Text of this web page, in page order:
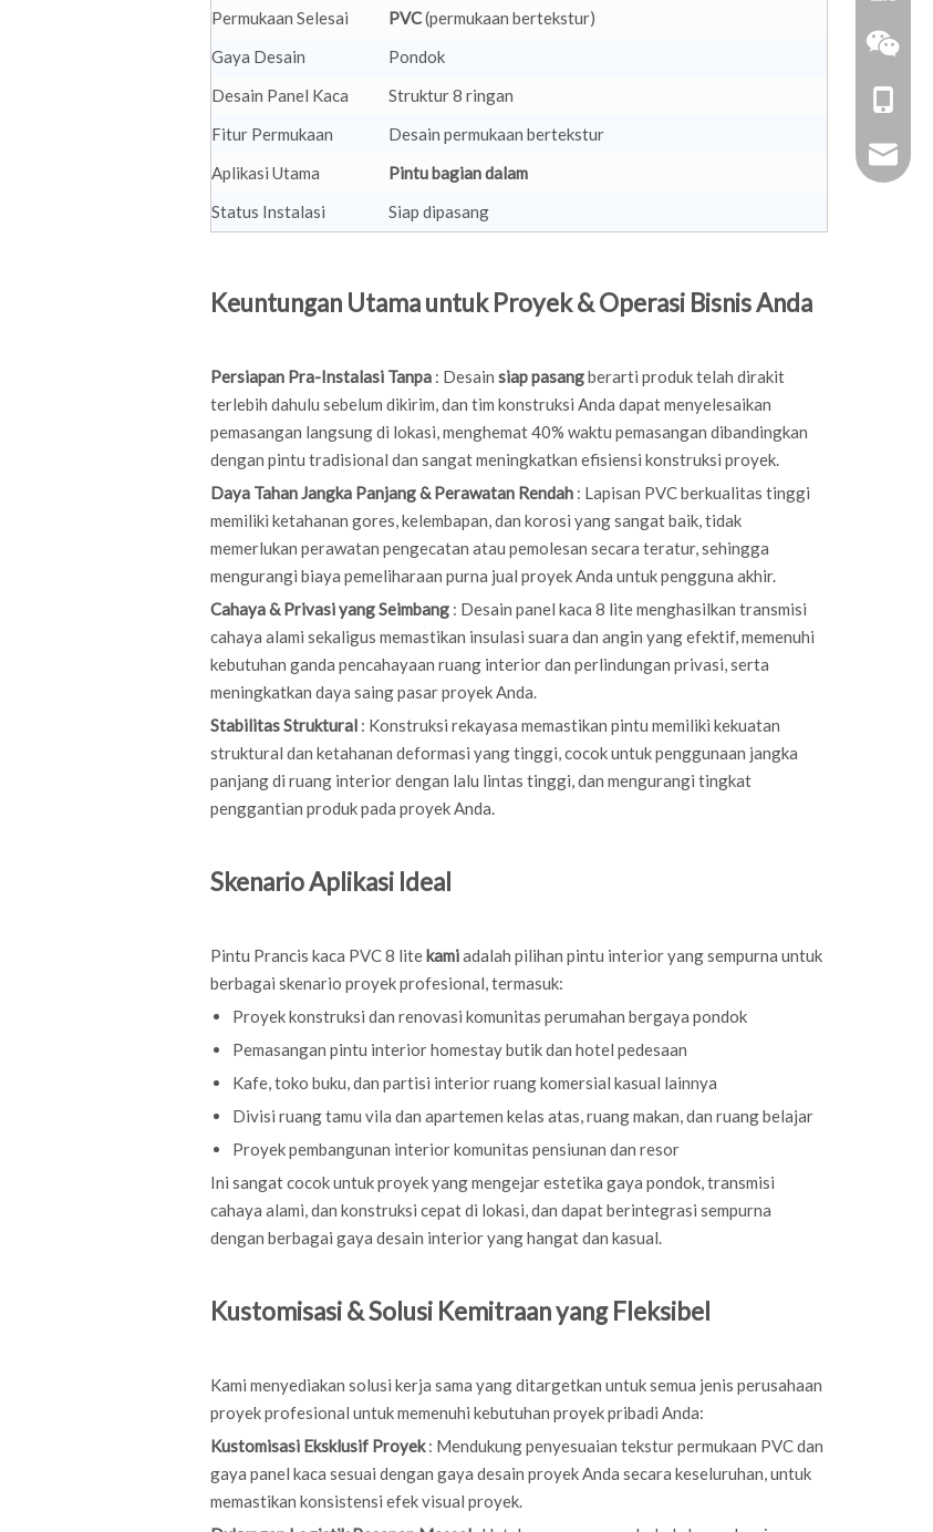
Permukaan Selesai
PVC(permukaan bertekstur)
Gaya Desain
Pondok
Desain Panel Kaca
Struktur 8 ringan
Fitur Permukaan
Desain permukaan bertekstur
Aplikasi Utama
Pintu bagian dalam
Status Instalasi
Siap dipasang
Keuntungan Utama untuk Proyek & Operasi Bisnis Anda
Persiapan Pra-Instalasi Tanpa : Desain siap pasangberarti produk telah dirakit
terlebih dahulu sebelum dikirim, dan tim konstruksi Anda dapat menyelesaikan
pemasangan langsung di lokasi, menghemat 40% waktu pemasangan dibandingkan
dengan pintu tradisional dan sangat meningkatkan efisiensi konstruksi proyek.
Daya Tahan Jangka Panjang & Perawatan Rendah : Lapisan PVC berkualitas tinggi
memiliki ketahanan gores, kelembapan, dan korosi yang sangat baik, tidak
memerlukan perawatan pengecatan atau pemolesan secara teratur, sehingga
mengurangi biaya pemeliharaan purna jual proyek Anda untuk pengguna akhir.
Cahaya & Privasi yang Seimbang : Desain panel kaca 8 lite menghasilkan transmisi
cahaya alami sekaligus memastikan insulasi suara dan angin yang efektif, memenuhi
kebutuhan ganda pencahayaan ruang interior dan perlindungan privasi, serta
meningkatkan daya saing pasar proyek Anda.
Stabilitas Struktural : Konstruksi rekayasa memastikan pintu memiliki kekuatan
struktural dan ketahanan deformasi yang tinggi, cocok untuk penggunaan jangka
panjang di ruang interior dengan lalu lintas tinggi, dan mengurangi tingkat
penggantian produk pada proyek Anda.
Skenario Aplikasi Ideal
Pintu Prancis kaca PVC 8 ​​litekamiadalah pilihan pintu interior yang sempurna untuk
berbagai skenario proyek profesional, termasuk:
Proyek konstruksi dan renovasi komunitas perumahan bergaya pondok
Pemasangan pintu interior homestay butik dan hotel pedesaan
Kafe, toko buku, dan partisi interior ruang komersial kasual lainnya
Divisi ruang tamu vila dan apartemen kelas atas, ruang makan, dan ruang belajar
Proyek pembangunan interior komunitas pensiunan dan resor
Ini sangat cocok untuk proyek yang mengejar estetika gaya pondok, transmisi
cahaya alami, dan konstruksi cepat di lokasi, dan dapat berintegrasi sempurna
dengan berbagai gaya desain interior yang hangat dan kasual.
Kustomisasi & Solusi Kemitraan yang Fleksibel
Kami menyediakan solusi kerja sama yang ditargetkan untuk semua jenis perusahaan
proyek profesional untuk memenuhi kebutuhan proyek pribadi Anda:
Kustomisasi Eksklusif Proyek: Mendukung penyesuaian tekstur permukaan PVC dan
gaya panel kaca sesuai dengan gaya desain proyek Anda secara keseluruhan, untuk
memastikan konsistensi efek visual proyek.